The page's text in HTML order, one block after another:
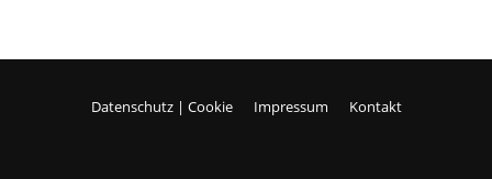
Datenschutz | Cookie Impressum Kontakt